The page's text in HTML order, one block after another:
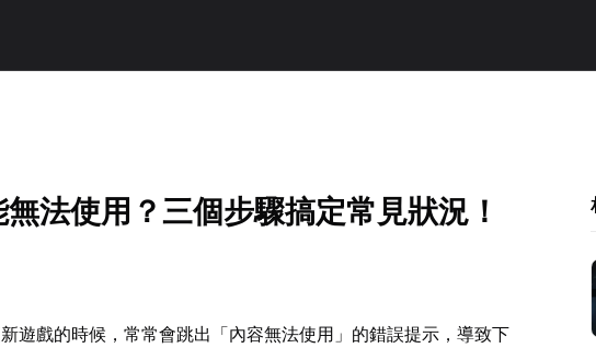
法使用？三個步驟搞定常見狀況！
遊戲的時候，常常會跳出「內容無法使用」的錯誤提示，導致下